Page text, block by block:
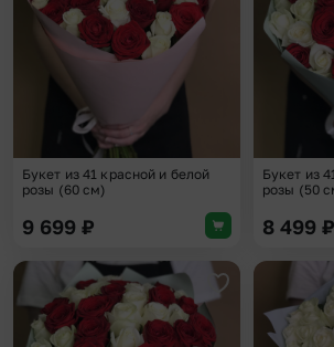
Букет из 41 красной и белой
розы (60 см)
9 699 ₽
Букет из
розы (50
8 499 ₽
Добавить в